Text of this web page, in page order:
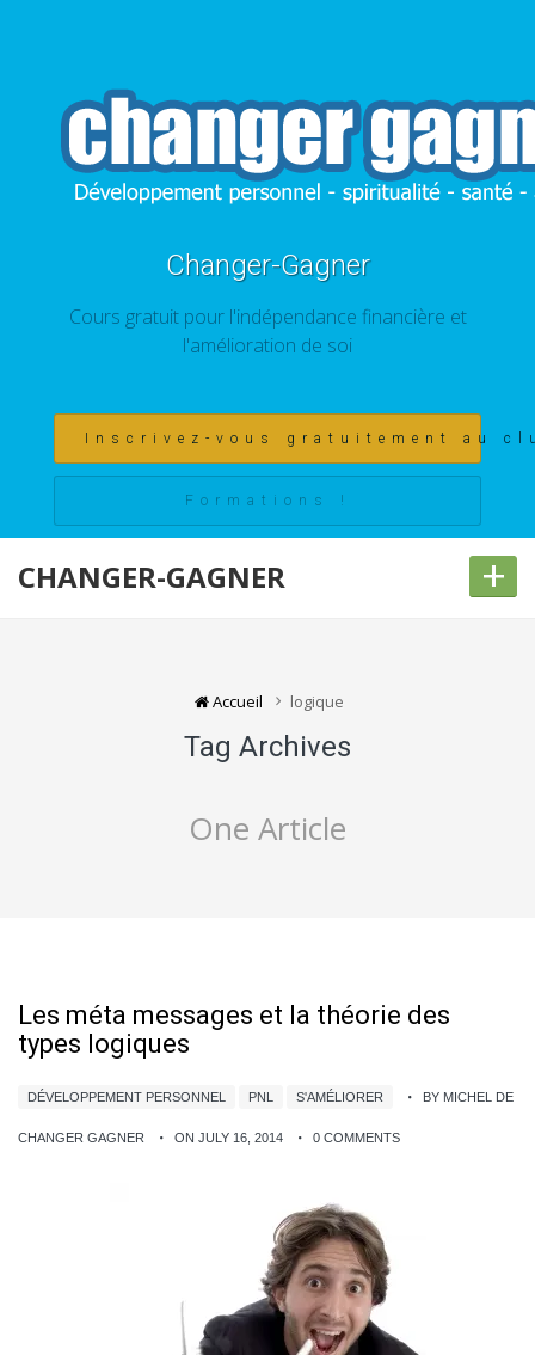
Changer-Gagner
Cours gratuit pour l'indépendance financière et
l'amélioration de soi
Inscrivez-vous gratuitement au
Formations !
CHANGER-GAGNER +
Accueil logique
Tag Archives
One Article
Les méta messages et la théorie des
types logiques
DÉVELOPPEMENT PERSONNEL PNL S'AMÉLIORER BY MICHEL DE
CHANGER GAGNER ON JULY 16, 2014 0 COMMENTS